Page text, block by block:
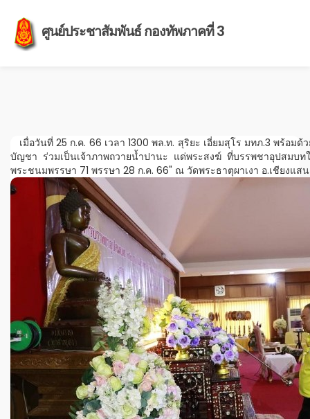
ศูนย์ประชาสัมพันธ์ กองทัพภาคที่ 3
เมื่อวันที่ 25 ก.ค. 66 เวลา 1300 พล.ท. สุริยะ เอี่ยมสุโร มทภ.3 พร้
บัญชา ร่วมเป็นเจ้าภาพถวายน้ำปานะ แด่พระสงฆ์ ที่บรรพชาอุปสมบท
พระชนมพรรษา 71 พรรษา 28 ก.ค. 66" ณ วัดพระธาตุผาเงา อ.เชียงแส